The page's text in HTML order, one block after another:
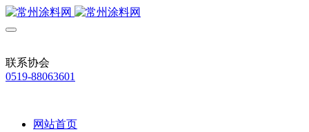
联系协会
0519-88063601
网站首页